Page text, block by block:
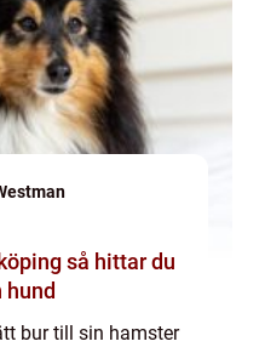
hittar du
bur till sin hamster